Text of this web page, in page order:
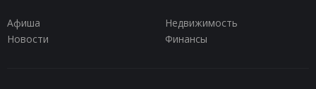
Афиша
Недвижимость
Новости
Финансы